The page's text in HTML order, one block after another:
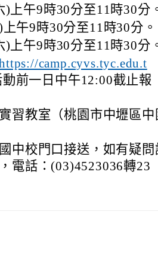
上午9時30分至11時30分
午9時30分至11時30分。
上午9時30分至11時30分
camp.cyvs.tyc.edu.t
前一日中午12:00截止報
習教室（桃園市中壢區中
中校門口接送，如有疑問
電話：(03)4523036轉23